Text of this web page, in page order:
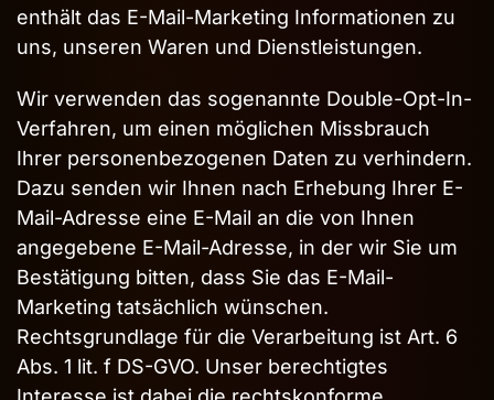
enthält das E-Mail-Marketing Informationen zu
uns, unseren Waren und Dienstleistungen.
Wir verwenden das sogenannte Double-Opt-In-
Verfahren, um einen möglichen Missbrauch
Ihrer personenbezogenen Daten zu verhindern.
Dazu senden wir Ihnen nach Erhebung Ihrer E-
Mail-Adresse eine E-Mail an die von Ihnen
angegebene E-Mail-Adresse, in der wir Sie um
Bestätigung bitten, dass Sie das E-Mail-
Marketing tatsächlich wünschen.
Rechtsgrundlage für die Verarbeitung ist Art. 6
Abs. 1 lit. f DS-GVO. Unser berechtigtes